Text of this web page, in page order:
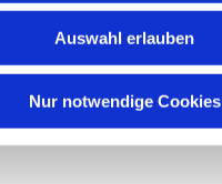
Auswahl erlauben
Nur notwendige Cookies